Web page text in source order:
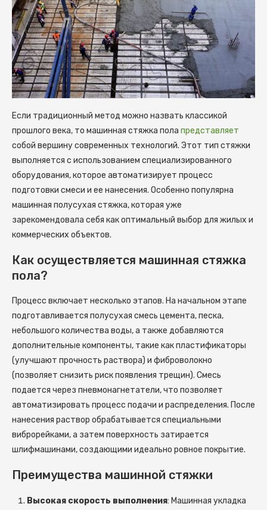
Если традиционный метод можно назвать классикой
прошлого века, то машинная стяжка пола представляет
собой вершину современных технологий. Этот тип стяжки
выполняется с использованием специализированного
оборудования, которое автоматизирует процесс
подготовки смеси и ее нанесения. Особенно популярна
машинная полусухая стяжка, которая уже
зарекомендовала себя как оптимальный выбор для жилых и
коммерческих объектов.
Как осуществляется машинная стяжка
пола?
Процесс включает несколько этапов. На начальном этапе
подготавливается полусухая смесь цемента, песка,
небольшого количества воды, а также добавляются
дополнительные компоненты, такие как пластификаторы
(улучшают прочность раствора) и фиброволокно
(позволяет снизить риск появления трещин). Смесь
подается через пневмонагнетатели, что позволяет
автоматизировать процесс подачи и распределения. После
нанесения раствор обрабатывается специальными
виброрейками, а затем поверхность затирается
шлифмашинами, создающими идеально ровное покрытие.
Преимущества машинной стяжки
Высокая скорость выполнения: Машинная укладка